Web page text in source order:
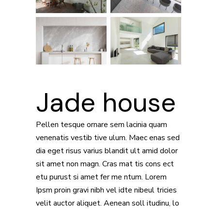
Jade house
Pellen tesque ornare sem lacinia quam
venenatis vestib tive ulum. Maec enas sed
dia eget risus varius blandit ult amid dolor
sit amet non magn. Cras mat tis cons ect
etu purust si amet fer me ntum. Lorem
Ipsm proin gravi nibh vel idte nibeul tricies
velit auctor aliquet. Aenean soll itudinu, lo